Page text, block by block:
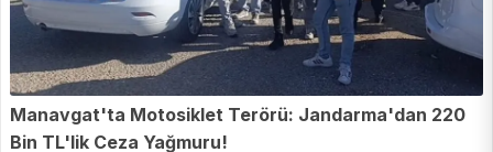
Manavgat'ta Motosiklet Terörü: Jandarma'dan 220
Bin TL'lik Ceza Yağmuru!